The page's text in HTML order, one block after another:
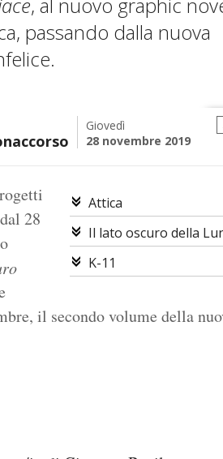
, al nuovo graphic
passando dalla nuova
Giovedì
28 novembre 2019
Attica
Il lato oscuro della
K-11
28
il secondo volume della